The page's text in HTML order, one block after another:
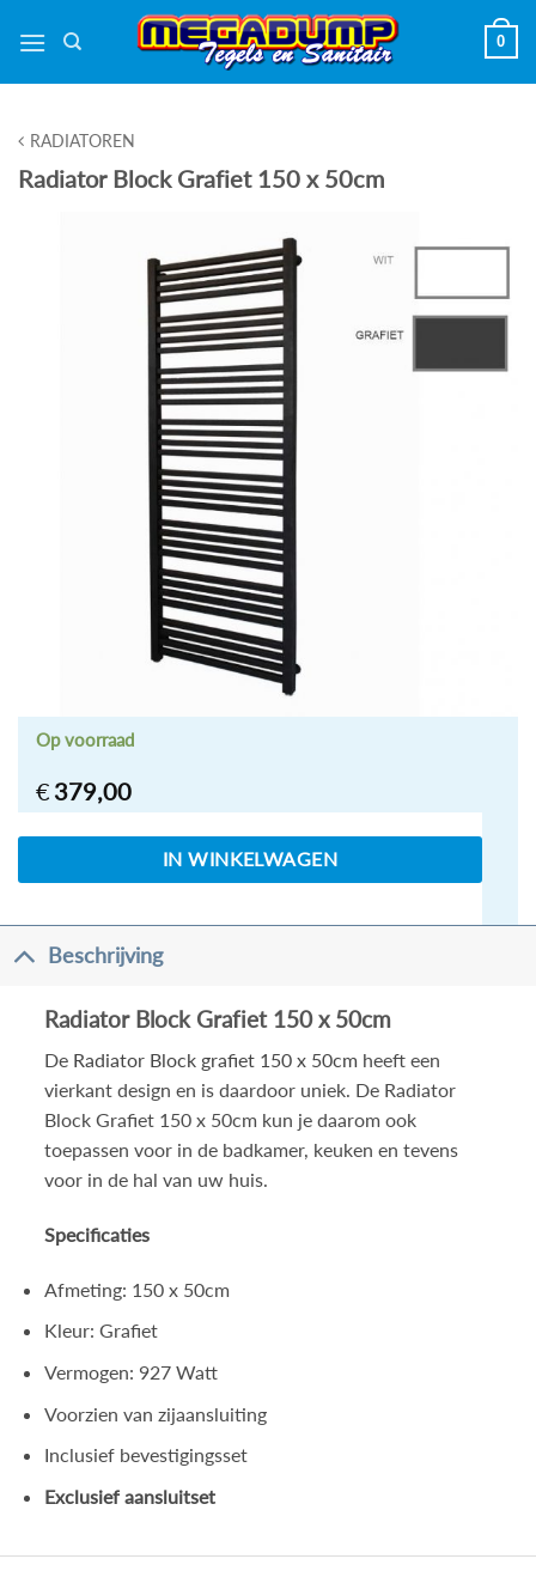
naar
0
RADIATOREN
Radiator Block Grafiet 150 x 50cm
€ 379,00
Op voorraad
IN WINKELWAGEN
Beschrijving
Radiator Block Grafiet 150 x 50cm
De Radiator Block grafiet 150 x 50cmheeft een
vierkant design en is daardoor uniek. De Radiator
Block Grafiet 150 x 50cm kun je daarom ook
toepassen voor in de badkamer, keuken en tevens
voor in de hal van uw huis.
Specificaties
Afmeting: 150 x 50cm
Kleur: Grafiet
Vermogen: 927 Watt
Voorzien van zijaansluiting
Inclusief bevestigingsset
Exclusief aansluitset